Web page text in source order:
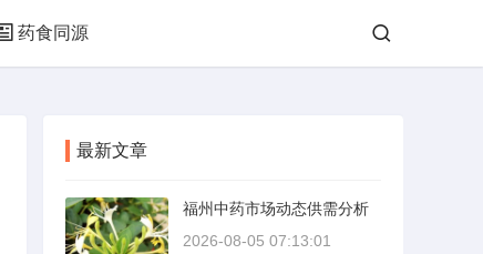
药食同源
最新文章
福州中药市场动态供需分析
2026-08-05 07:13:01